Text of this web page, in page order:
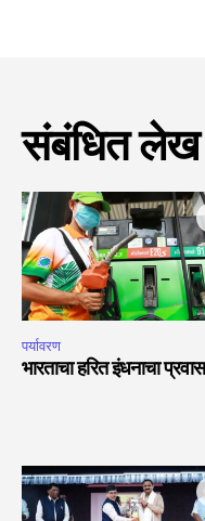
संबंधित लेख
पर्यावरण
भारताचा हरित इंधनाचा प्रवास